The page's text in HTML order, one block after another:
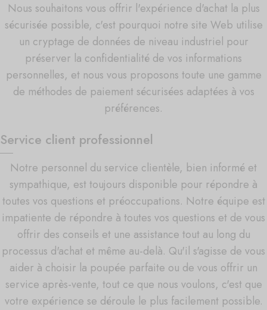
Nous souhaitons vous offrir l'expérience d'achat la plus
sécurisée possible, c'est pourquoi notre site Web utilise
un cryptage de données de niveau industriel pour
préserver la confidentialité de vos informations
personnelles, et nous vous proposons toute une gamme
de méthodes de paiement sécurisées adaptées à vos
préférences.
Service client professionnel
Notre personnel du service clientèle, bien informé et
sympathique, est toujours disponible pour répondre à
toutes vos questions et préoccupations. Notre équipe est
impatiente de répondre à toutes vos questions et de vous
offrir des conseils et une assistance tout au long du
processus d'achat et même au-delà. Qu'il s'agisse de vous
aider à choisir la poupée parfaite ou de vous offrir un
service après-vente, tout ce que nous voulons, c'est que
votre expérience se déroule le plus facilement possible.